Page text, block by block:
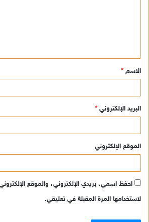
ق
*
الاسم *
البريد الإلكتروني *
الموقع الإلكتروني
احفظ اسمي، بريدي الإلكتروني، والموقع
لاستخدامها المرة المقبلة في تعليقي.